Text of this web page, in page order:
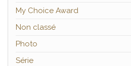
My Choice Award
Non classé
Photo
Série